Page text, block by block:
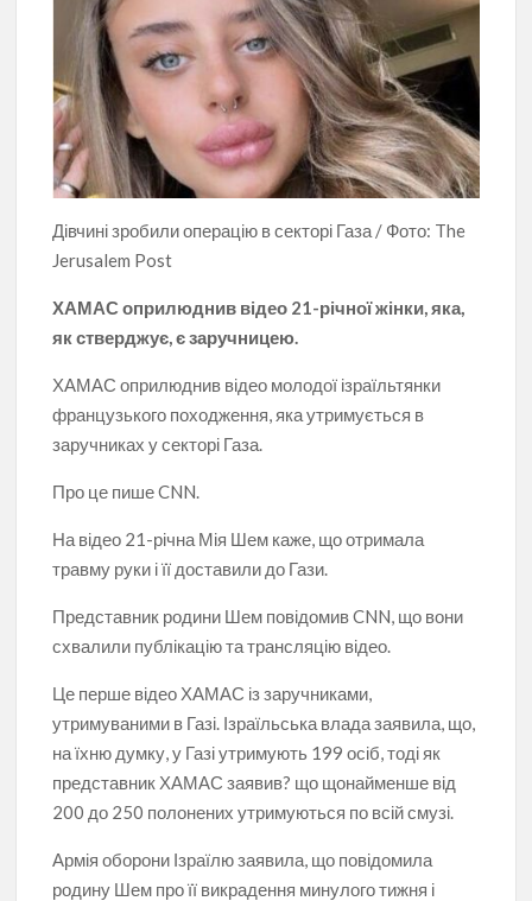
Дівчині зробили операцію в секторі Газа / Фото: The
Jerusalem Post
ХАМАС оприлюднив відео 21-річної жінки, яка,
як стверджує, є заручницею.
ХАМАС оприлюднив відео молодої ізраїльтянки
французького походження, яка утримується в
заручниках у секторі Газа.
Про це пише CNN.
На відео 21-річна Мія Шем каже, що отримала
травму руки і її доставили до Гази.
Представник родини Шем повідомив CNN, що вони
схвалили публікацію та трансляцію відео.
Це перше відео ХАМАС із заручниками,
утримуваними в Газі. Ізраїльська влада заявила, що,
на їхню думку, у Газі утримують 199 осіб, тоді як
представник ХАМАС заявив? що щонайменше від
200 до 250 полонених утримуються по всій смузі.
Армія оборони Ізраїлю заявила, що повідомила
родину Шем про її викрадення минулого тижня і